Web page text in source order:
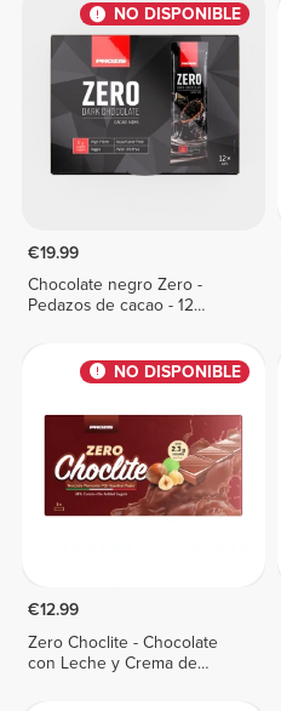
NO DISPONIBLE
€19.99
Chocolate negro Zero -
Pedazos de cacao - 12
NO DISPONIBLE
€12.99
Zero Choclite - Chocolate
con Leche y Crema de